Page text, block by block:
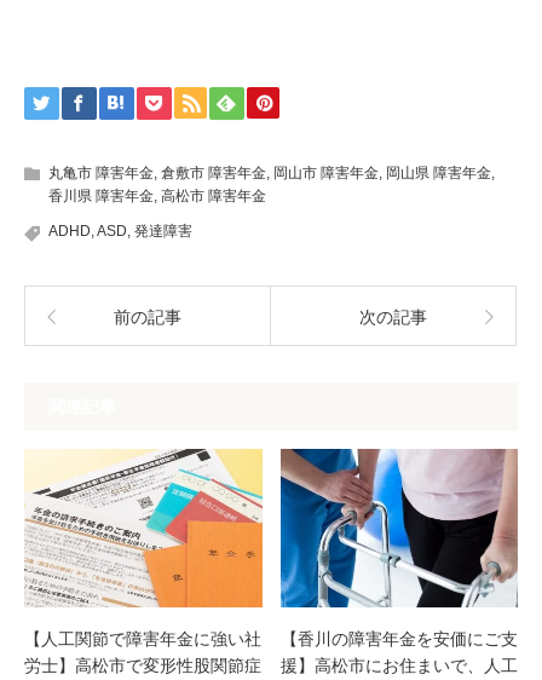
丸亀市 障害年金 倉敷市 障害年金 岡山市 障害年金 岡山県 障害年金
香川県 障害年金 高松市 障害年金
ADHD ASD 発達障害
前の記事 次の記事
【人工関節で障害年金に強い社
労士】高松市で変形性股関節症
【香川の障害年金を安価にご支
援】高松市にお住まいで、人工